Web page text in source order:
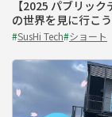
【2025 パブリッ
の世界を見に行こう
#SusHi Tech#ショート